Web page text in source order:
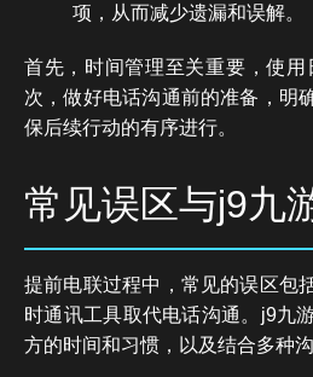
项，从而减少遗漏和误解。
首先，时间管理至关重要，使
次，做好电话沟通前的准备，明
保后续行动的有序进行。
常见误区与j9九
提前电联过程中，常见的误区包
时通讯工具取代电话沟通。j9九
方的时间和习惯，以及结合多种